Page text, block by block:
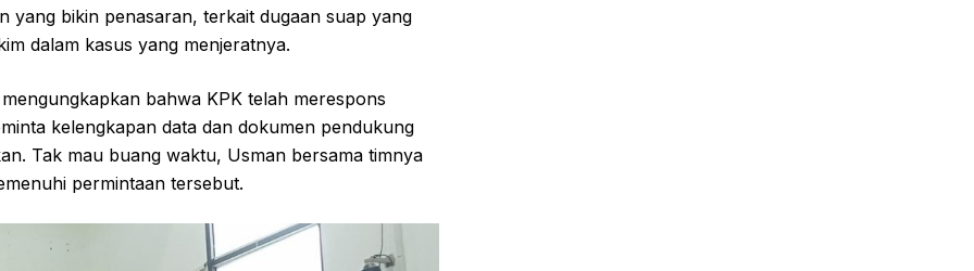
yang bikin penasaran, terkait dugaan suap yang
dalam kasus yang menjeratnya.
bahwa KPK telah merespons
kelengkapan data dan dokumen pendukung
Tak mau buang waktu, Usman bersama timnya
permintaan tersebut.